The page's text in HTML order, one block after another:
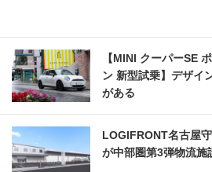
【MINI クーパーSE
ン 新型試乗】デザイ
がある
LOGIFRONT名古屋
が中部圏第3弾物流